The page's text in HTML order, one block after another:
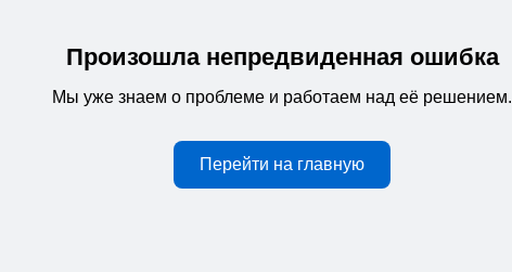
Произошла непредвиденная ошибка
Мы уже знаем о проблеме и работаем над её решением.
Перейти на главную